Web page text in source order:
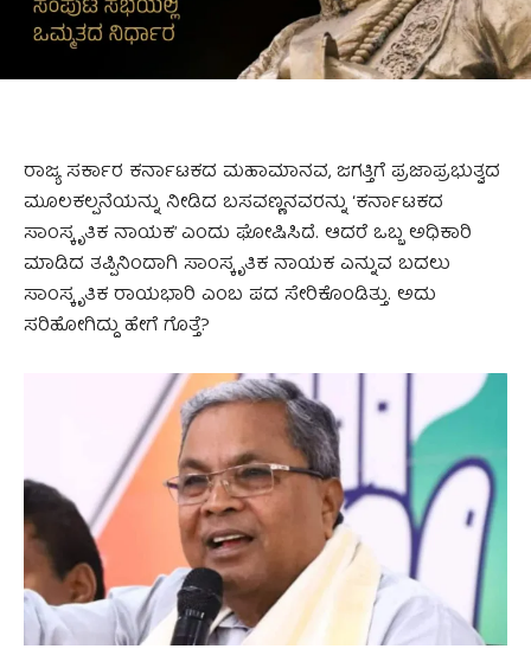
ರಾಜ್ಯ ಸರ್ಕಾರ ಕರ್ನಾಟಕದ ಮಹಾಮಾನವ, ಜಗತ್ತಿಗೆ ಪ್ರಜಾಪ್ರಭುತ್ವದ
ಮೂಲಕಲ್ಪನೆಯನ್ನು ನೀಡಿದ ಬಸವಣ್ಣನವರನ್ನು ‘ಕರ್ನಾಟಕದ
ಸಾಂಸ್ಕೃತಿಕ ನಾಯಕ’ ಎಂದು ಘೋಷಿಸಿದೆ. ಆದರೆ ಒಬ್ಬ ಅಧಿಕಾರಿ
ಮಾಡಿದ ತಪ್ಪಿನಿಂದಾಗಿ ಸಾಂಸ್ಕೃತಿಕ ನಾಯಕ ಎನ್ನುವ ಬದಲು
ಸಾಂಸ್ಕೃತಿಕ ರಾಯಭಾರಿ ಎಂಬ ಪದ ಸೇರಿಕೊಂಡಿತ್ತು. ಅದು
ಸರಿಹೋಗಿದ್ದು ಹೇಗೆ ಗೊತ್ತೆ?